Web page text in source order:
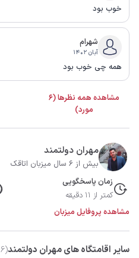
خوب بود
شهرام
آبان ۱۴۰۲
همه چی خوب بود
مشاهده همه نظرها (6
مورد)
مهران دولتمند
بیش از 6 سال میزبان اتاقک
زمان پاسخگویی
کمتر از 11 دقیقه
مشاهده پروفایل میزبان
سایر اقامتگاه های مهران دولتمند(
6